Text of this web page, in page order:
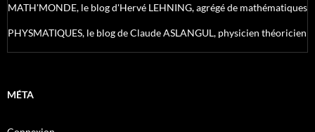
MATH'MONDE, le blog d'Hervé LEHNING, agrégé de mathématiques
PHYSMATIQUES, le blog de Claude ASLANGUL, physicien théoricien
MÉTA